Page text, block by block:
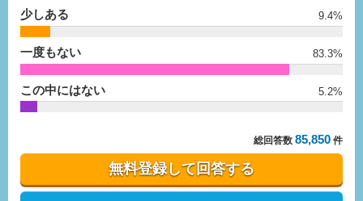
少しある 9.4%
一度もない 83.3%
この中にはない 5.2%
総回答数 85,850 件
無料登録して回答する